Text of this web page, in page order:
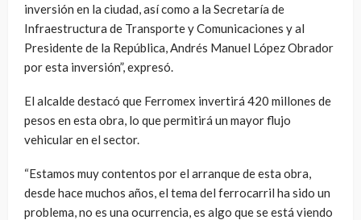
inversión en la ciudad, así como a la Secretaría de
Infraestructura de Transporte y Comunicaciones y al
Presidente de la República, Andrés Manuel López Obrador
por esta inversión”, expresó.
El alcalde destacó que Ferromex invertirá 420 millones de
pesos en esta obra, lo que permitirá un mayor flujo
vehicular en el sector.
“Estamos muy contentos por el arranque de esta obra,
desde hace muchos años, el tema del ferrocarril ha sido un
problema, no es una ocurrencia, es algo que se está viendo